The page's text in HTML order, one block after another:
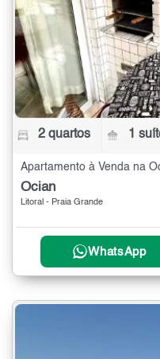
2 quartos 1
Apartamento à Venda na
Ocian
Litoral - Praia Grande
WhatsApp